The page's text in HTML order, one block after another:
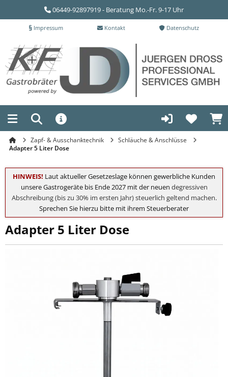
06449-92897919 - Beratung Mo.-Fr. 9-17 Uhr
Impressum Kontakt Datenschutz
Zapf- & Ausschanktechnik
Schläuche & Anschlüsse
Adapter 5 Liter Dose
HINWEIS! Laut aktueller Gesetzeslage können gewerbliche Kunden
unsere Gastrogeräte bis Ende 2027 mit der neuen degressiven
Abschreibung (bis zu 30% im ersten Jahr) steuerlich geltend machen.
Sprechen Sie hierzu bitte mit ihrem Steuerberater
Adapter 5 Liter Dose